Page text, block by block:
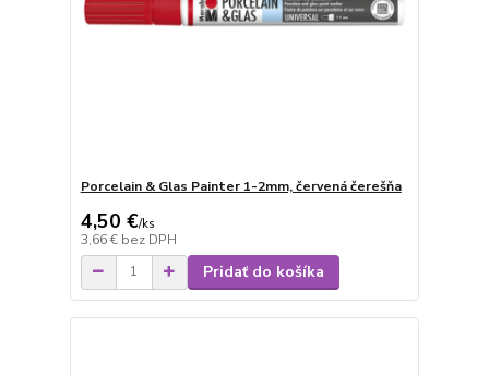
Porcelain & Glas Painter 1-2mm, červená čerešňa
4,50 €/ks
3,66 € bez DPH
Pridať do košíka